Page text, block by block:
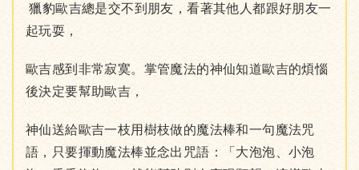
獵豹歐吉總是交不到朋友，看著其他人都跟好朋友一
起玩耍，
歐吉感到非常寂寞。掌管魔法的神仙知道歐吉的煩惱
後決定要幫助歐吉，
神仙送給歐吉一枝用樹枝做的魔法棒和一句魔法咒
語，只要揮動魔法棒並念出咒語：「大泡泡、小泡